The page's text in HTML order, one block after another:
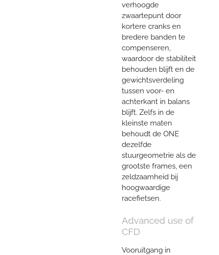
verhoogde
zwaartepunt door
kortere cranks en
bredere banden te
compenseren,
waardoor de stabiliteit
behouden blijft en de
gewichtsverdeling
tussen voor- en
achterkant in balans
blijft. Zelfs in de
kleinste maten
behoudt de ONE
dezelfde
stuurgeometrie als de
grootste frames, een
zeldzaamheid bij
hoogwaardige
racefietsen.
Advanced use of
CFD
Vooruitgang in